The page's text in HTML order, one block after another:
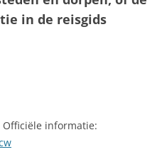
in de reisgids
Officiële informatie: